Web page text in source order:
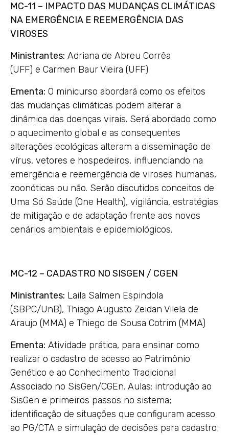
MC-11 – IMPACTO DAS MUDANÇAS CLIMÁTICAS
NA EMERGÊNCIA E REEMERGÊNCIA DAS
VIROSES
Ministrantes: Adriana de Abreu Corrêa
(UFF) e Carmen Baur Vieira (UFF)
Ementa: O minicurso abordará como os efeitos
das mudanças climáticas podem alterar a
dinâmica das doenças virais. Será abordado como
o aquecimento global e as consequentes
alterações ecológicas alteram a disseminação de
vírus, vetores e hospedeiros, influenciando na
emergência e reemergência de viroses humanas,
zoonóticas ou não. Serão discutidos conceitos de
Uma Só Saúde (One Health), vigilância, estratégias
de mitigação e de adaptação frente aos novos
cenários ambientais e epidemiológicos.
MC-12 – CADASTRO NO SISGEN / CGEN
Ministrantes: Laila Salmen Espindola
(SBPC/UnB), Thiago Augusto Zeidan Vilela de
Araujo (MMA) e Thiego de Sousa Cotrim (MMA)
Ementa: Atividade prática, para ensinar como
realizar o cadastro de acesso ao Patrimônio
Genético e ao Conhecimento Tradicional
Associado no SisGen/CGEn. Aulas: introdução ao
SisGen e primeiros passos no sistema;
identificação de situações que configuram acesso
ao PG/CTA e simulação de decisões para cadastro;